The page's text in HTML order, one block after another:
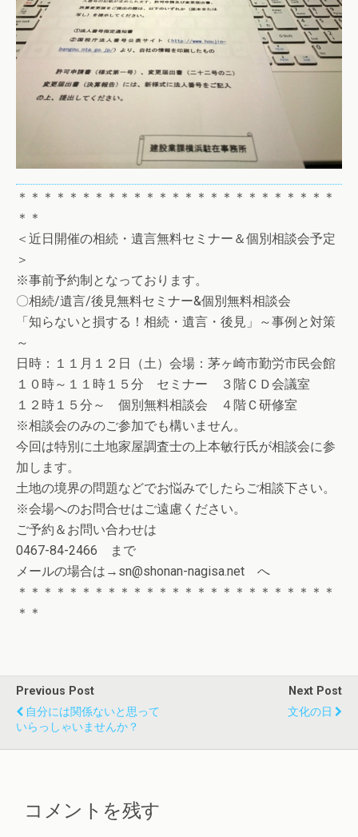
＊＊＊＊＊＊＊＊＊＊＊＊＊＊＊＊＊＊＊＊＊＊＊＊＊
＊＊
＜近日開催の相続・遺言無料セミナー＆個別相談会予定
＞
※事前予約制となっております。
〇相続/遺言/後見無料セミナー&個別無料相談会
「知らないと損する！相続・遺言・後見」～事例と対策
～
日時：１１月１２日（土）会場：茅ヶ崎市勤労市民会館
１０時～１１時１５分 セミナー ３階ＣＤ会議室
１２時１５分～ 個別無料相談会 ４階Ｃ研修室
※相談会のみのご参加でも構いません。
今回は特別に土地家屋調査士の上本敏行氏が相談会に参
加します。
土地の境界の問題などでお悩みでしたらご相談下さい。
※会場へのお問合せはご遠慮ください。
ご予約＆お問い合わせは
0467-84-2466 まで
メールの場合は→sn@shonan-nagisa.net へ
＊＊＊＊＊＊＊＊＊＊＊＊＊＊＊＊＊＊＊＊＊＊＊＊＊
＊＊
Previous Post
自分には関係ないと思って
いらっしゃいませんか？
Next Post
文化の日
コメントを残す